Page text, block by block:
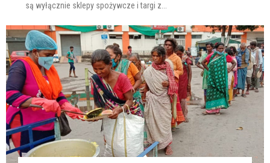
są wyłącznie sklepy spożywcze i targi z...